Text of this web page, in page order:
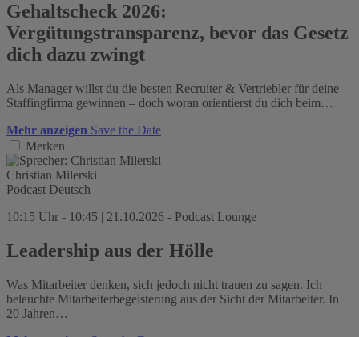
Gehaltscheck 2026:
Vergütungstransparenz, bevor das Gesetz
dich dazu zwingt
Als Manager willst du die besten Recruiter & Vertriebler für deine
Staffingfirma gewinnen – doch woran orientierst du dich beim…
Mehr anzeigen Save the Date
Merken
Christian Milerski
Podcast Deutsch
10:15 Uhr - 10:45 | 21.10.2026 - Podcast Lounge
Leadership aus der Hölle
Was Mitarbeiter denken, sich jedoch nicht trauen zu sagen. Ich
beleuchte Mitarbeiterbegeisterung aus der Sicht der Mitarbeiter. In
20 Jahren…